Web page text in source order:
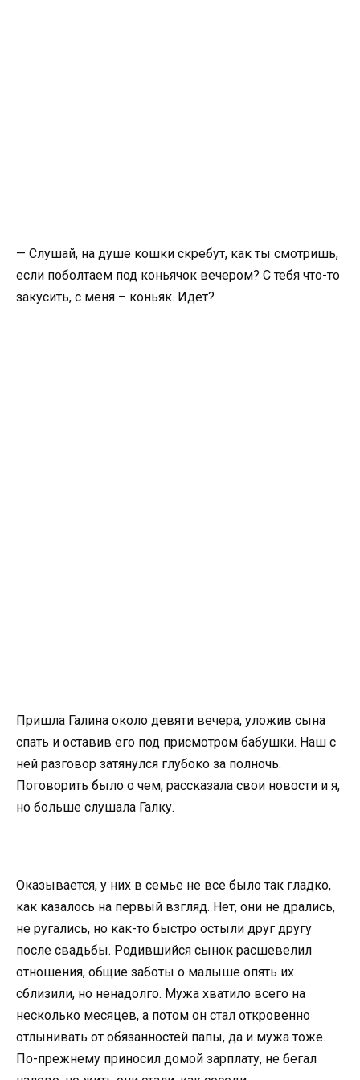
— Слушай, на душе кошки скребут, как ты смотришь,
если поболтаем под коньячок вечером? С тебя что-то
закусить, с меня – коньяк. Идет?
Пришла Галина около девяти вечера, уложив сына
спать и оставив его под присмотром бабушки. Наш с
ней разговор затянулся глубоко за полночь.
Поговорить было о чем, рассказала свои новости и я,
но больше слушала Галку.
Оказывается, у них в семье не все было так гладко,
как казалось на первый взгляд. Нет, они не дрались,
не ругались, но как-то быстро остыли друг другу
после свадьбы. Родившийся сынок расшевелил
отношения, общие заботы о малыше опять их
сблизили, но ненадолго. Мужа хватило всего на
несколько месяцев, а потом он стал откровенно
отлынивать от обязанностей папы, да и мужа тоже.
По-прежнему приносил домой зарплату, не бегал